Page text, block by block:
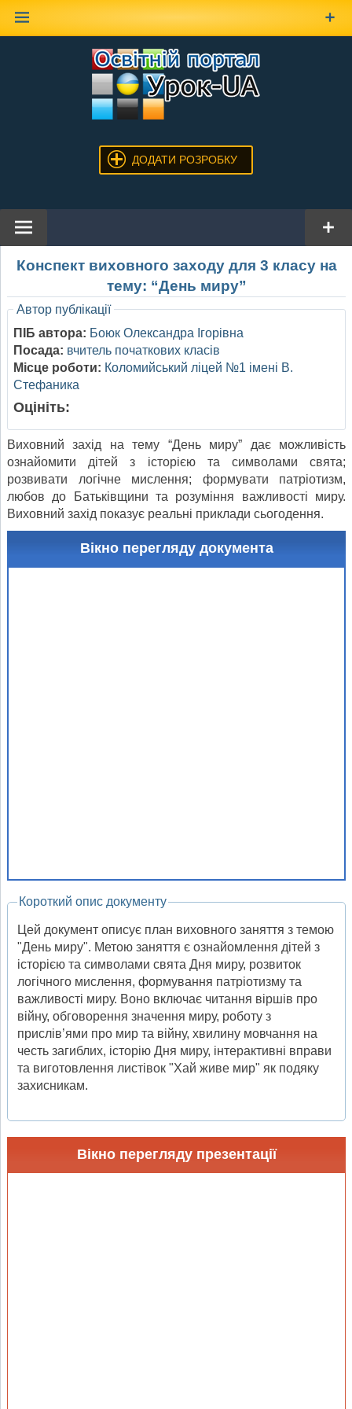
ДОДАТИ РОЗРОБКУ
Конспект виховного заходу для 3 класу на
тему: “День миру”
Автор публікації
ПІБ автора: Боюк Олександра Ігорівна
Посада: вчитель початкових класів
Місце роботи: Коломийський ліцей №1 імені В.
Стефаника
Оцініть:
Виховний захід на тему “День миру” дає можливість
ознайомити дітей з історією та символами свята;
розвивати логічне мислення; формувати патріотизм,
любов до Батьківщини та розуміння важливості миру.
Виховний захід показує реальні приклади сьогодення.
Вікно перегляду документа
Короткий опис документу
Цей документ описує план виховного заняття з темою
"День миру". Метою заняття є ознайомлення дітей з
історією та символами свята Дня миру, розвиток
логічного мислення, формування патріотизму та
важливості миру. Воно включає читання віршів про
війну, обговорення значення миру, роботу з
прислів’ями про мир та війну, хвилину мовчання на
честь загиблих, історію Дня миру, інтерактивні вправи
та виготовлення листівок "Хай живе мир" як подяку
захисникам.
Вікно перегляду презентації